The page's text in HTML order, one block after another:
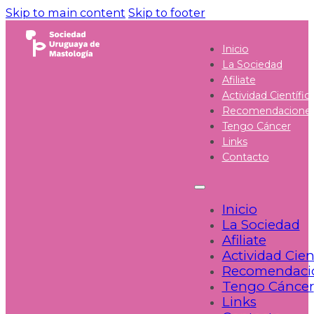
Skip to main content Skip to footer
Inicio
La Sociedad
Afiliate
Actividad
Tengo Cáncer
Links
Contacto
Inicio
La Sociedad
Afiliate
Actividad
Tengo Cáncer
Links